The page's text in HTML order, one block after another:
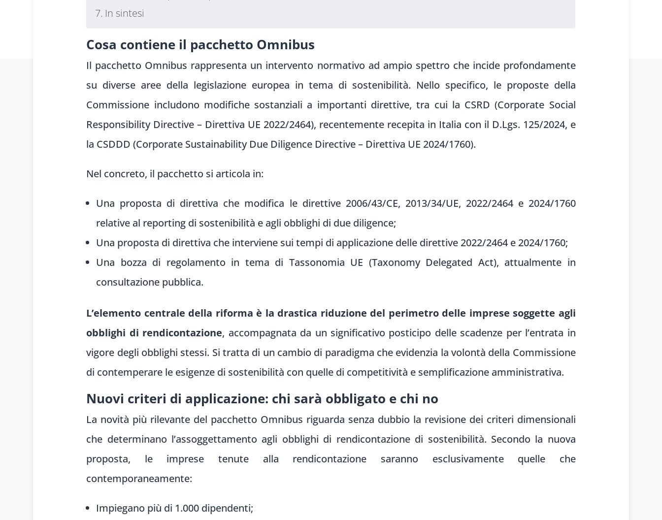
In sintesi
Cosa contiene il pacchetto Omnibus
Il pacchetto Omnibus rappresenta un intervento normativo ad ampio spettro che incide profondamente
su diverse aree della legislazione europea in tema di sostenibilità. Nello specifico, le proposte della
Commissione includono modifiche sostanziali a importanti direttive, tra cui la CSRD (Corporate Social
Responsibility Directive – Direttiva UE 2022/2464), recentemente recepita in Italia con il D.Lgs. 125/2024, e
la CSDDD (Corporate Sustainability Due Diligence Directive – Direttiva UE 2024/1760).
Nel concreto, il pacchetto si articola in:
Una proposta di direttiva che modifica le direttive 2006/43/CE, 2013/34/UE, 2022/2464 e 2024/1760
relative al reporting di sostenibilità e agli obblighi di due diligence;
Una proposta di direttiva che interviene sui tempi di applicazione delle direttive 2022/2464 e 2024/1760;
Una bozza di regolamento in tema di Tassonomia UE (Taxonomy Delegated Act), attualmente in
consultazione pubblica.
L’elemento centrale della riforma è la drastica riduzione del perimetro delle imprese soggette agli
obblighi di rendicontazione, accompagnata da un significativo posticipo delle scadenze per l’entrata in
vigore degli obblighi stessi. Si tratta di un cambio di paradigma che evidenzia la volontà della Commissione
di contemperare le esigenze di sostenibilità con quelle di competitività e semplificazione amministrativa.
Nuovi criteri di applicazione: chi sarà obbligato e chi no
La novità più rilevante del pacchetto Omnibus riguarda senza dubbio la revisione dei criteri dimensionali
che determinano l’assoggettamento agli obblighi di rendicontazione di sostenibilità. Secondo la nuova
proposta, le imprese tenute alla rendicontazione saranno esclusivamente quelle che
contemporaneamente:
Impiegano più di 1.000 dipendenti;